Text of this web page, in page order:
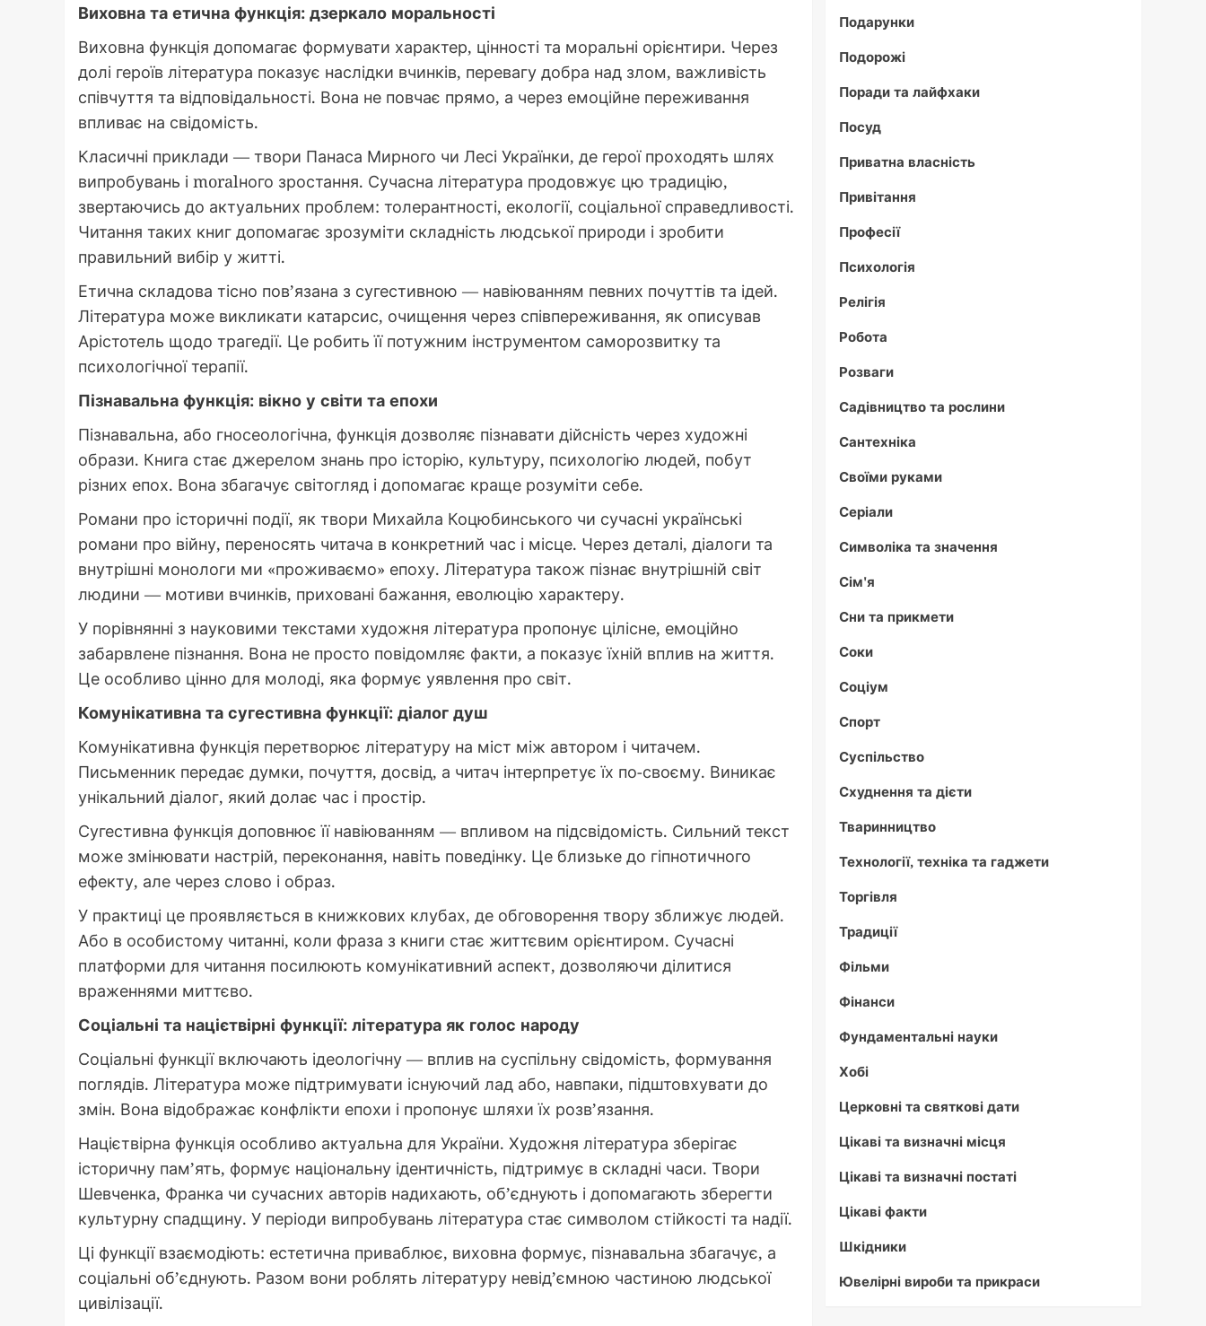
Виховна та етична функція: дзеркало моральності
Виховна функція допомагає формувати характер, цінності та моральні орієнтири. Через
долі героїв література показує наслідки вчинків, перевагу добра над злом, важливість
співчуття та відповідальності. Вона не повчає прямо, а через емоційне переживання
впливає на свідомість.
Класичні приклади — твори Панаса Мирного чи Лесі Українки, де герої проходять шлях
випробувань і moralного зростання. Сучасна література продовжує цю традицію,
звертаючись до актуальних проблем: толерантності, екології, соціальної справедливості.
Читання таких книг допомагає зрозуміти складність людської природи і зробити
правильний вибір у житті.
Етична складова тісно пов’язана з сугестивною — навіюванням певних почуттів та ідей.
Література може викликати катарсис, очищення через співпереживання, як описував
Арістотель щодо трагедії. Це робить її потужним інструментом саморозвитку та
психологічної терапії.
Пізнавальна функція: вікно у світи та епохи
Пізнавальна, або гносеологічна, функція дозволяє пізнавати дійсність через художні
образи. Книга стає джерелом знань про історію, культуру, психологію людей, побут
різних епох. Вона збагачує світогляд і допомагає краще розуміти себе.
Романи про історичні події, як твори Михайла Коцюбинського чи сучасні українські
романи про війну, переносять читача в конкретний час і місце. Через деталі, діалоги та
внутрішні монологи ми «проживаємо» епоху. Література також пізнає внутрішній світ
людини — мотиви вчинків, приховані бажання, еволюцію характеру.
У порівнянні з науковими текстами художня література пропонує цілісне, емоційно
забарвлене пізнання. Вона не просто повідомляє факти, а показує їхній вплив на життя.
Це особливо цінно для молоді, яка формує уявлення про світ.
Комунікативна та сугестивна функції: діалог душ
Комунікативна функція перетворює літературу на міст між автором і читачем.
Письменник передає думки, почуття, досвід, а читач інтерпретує їх по-своєму. Виникає
унікальний діалог, який долає час і простір.
Сугестивна функція доповнює її навіюванням — впливом на підсвідомість. Сильний текст
може змінювати настрій, переконання, навіть поведінку. Це близьке до гіпнотичного
ефекту, але через слово і образ.
У практиці це проявляється в книжкових клубах, де обговорення твору зближує людей.
Або в особистому читанні, коли фраза з книги стає життєвим орієнтиром. Сучасні
платформи для читання посилюють комунікативний аспект, дозволяючи ділитися
враженнями миттєво.
Соціальні та націєтвірні функції: література як голос народу
Соціальні функції включають ідеологічну — вплив на суспільну свідомість, формування
поглядів. Література може підтримувати існуючий лад або, навпаки, підштовхувати до
змін. Вона відображає конфлікти епохи і пропонує шляхи їх розв’язання.
Націєтвірна функція особливо актуальна для України. Художня література зберігає
історичну пам’ять, формує національну ідентичність, підтримує в складні часи. Твори
Шевченка, Франка чи сучасних авторів надихають, об’єднують і допомагають зберегти
культурну спадщину. У періоди випробувань література стає символом стійкості та надії.
Ці функції взаємодіють: естетична приваблює, виховна формує, пізнавальна збагачує, а
соціальні об’єднують. Разом вони роблять літературу невід’ємною частиною людської
цивілізації.
Подарунки
Подорожі
Поради та лайфхаки
Посуд
Приватна власність
Привітання
Професії
Психологія
Релігія
Робота
Розваги
Садівництво та рослини
Сантехніка
Своїми руками
Серіали
Символіка та значення
Сім'я
Сни та прикмети
Соки
Соціум
Спорт
Суспільство
Схуднення та дієти
Тваринництво
Технології, техніка та гаджети
Торгівля
Традиції
Фільми
Фінанси
Фундаментальні науки
Хобі
Церковні та святкові дати
Цікаві та визначні місця
Цікаві та визначні постаті
Цікаві факти
Шкідники
Ювелірні вироби та прикраси